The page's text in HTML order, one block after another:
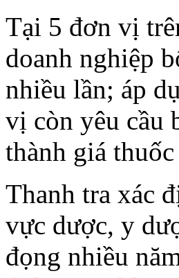
Tại 5 đơn vị
doanh nghiệp
nhiều lần; áp
vị còn yêu cầu
thành giá
Thanh tra xác
vực dược, y
đọng nhiều